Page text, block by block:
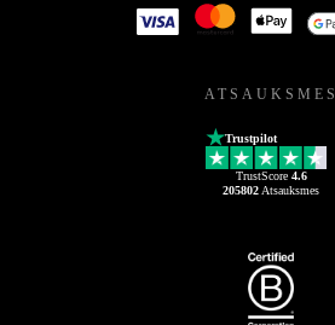
ATSAUKSMES
Trustpilot
TrustScore 4.6
205802 Atsauksmes